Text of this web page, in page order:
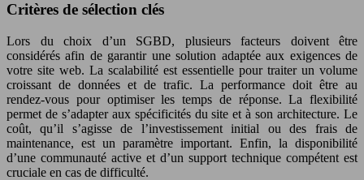
Critères de sélection clés
Lors du choix d’un SGBD, plusieurs facteurs doivent être
considérés afin de garantir une solution adaptée aux exigences de
votre site web. La scalabilité est essentielle pour traiter un volume
croissant de données et de trafic. La performance doit être au
rendez-vous pour optimiser les temps de réponse. La flexibilité
permet de s’adapter aux spécificités du site et à son architecture. Le
coût, qu’il s’agisse de l’investissement initial ou des frais de
maintenance, est un paramètre important. Enfin, la disponibilité
d’une communauté active et d’un support technique compétent est
cruciale en cas de difficulté.